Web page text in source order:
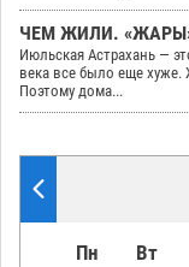
ЧЕМ ЖИЛИ.
Июльская Астрахань —
века все было еще хуже.
Поэтому дома...
Пн Вт